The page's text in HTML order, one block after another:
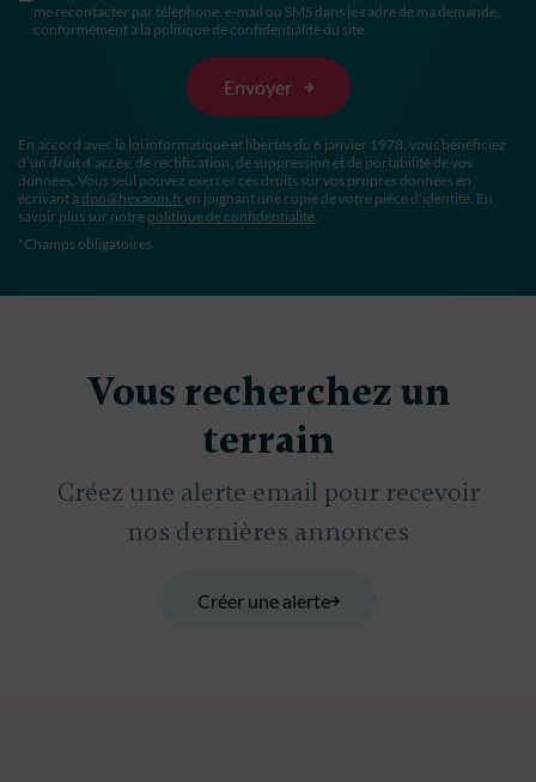
me recontacter par téléphone, e-mail ou SMS dans le cadre de ma demande,
conformément à la politique de confidentialité du site.
En accord avec la loi informatique et libertés du 6 janvier 1978, vous bénéficiez
d’un droit d’accès, de rectification, de suppression et de portabilité de vos
données. Vous seul pouvez exercer ces droits sur vos propres données en
écrivant à dpo@hexaom.fr en joignant une copie de votre pièce d’identité. En
savoir plus sur notre politique de confidentialité.
*Champs obligatoires
Vous recherchez un
terrain
Créez une alerte email pour recevoir
nos dernières annonces
Créer une alerte